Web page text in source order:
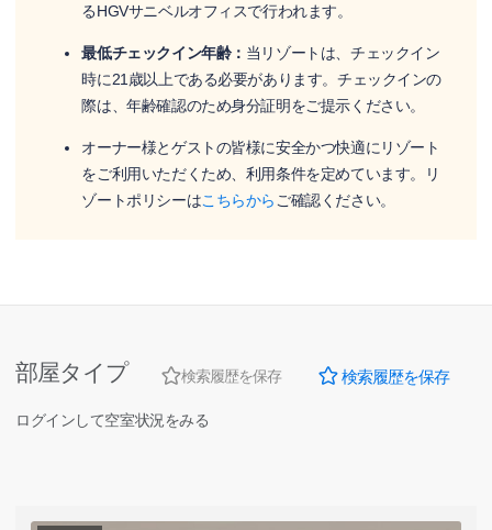
るHGVサニベルオフィスで行われます。
最低チェックイン年齢： 当リゾートは、チェックイン
時に21歳以上である必要があります。チェックインの
際は、年齢確認のため身分証明をご提示ください。
オーナー様とゲストの皆様に安全かつ快適にリゾート
をご利用いただくため、利用条件を定めています。リ
ゾートポリシーはこちらからご確認ください。
部屋タイプ 検索履歴を保存 検索履歴を保存
ログインして空室状況をみる